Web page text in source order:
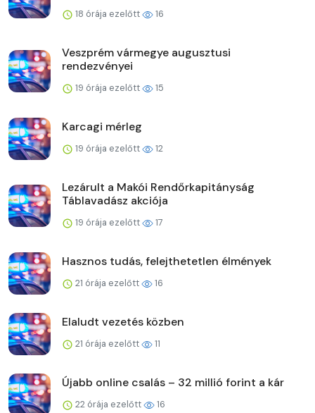
18 órája ezelőtt 16
Veszprém vármegye augusztusi
rendezvényei
19 órája ezelőtt 15
Karcagi mérleg
19 órája ezelőtt 12
Lezárult a Makói Rendőrkapitányság
Táblavadász akciója
19 órája ezelőtt 17
Hasznos tudás, felejthetetlen élmények
21 órája ezelőtt 16
Elaludt vezetés közben
21 órája ezelőtt 11
Újabb online csalás – 32 millió forint a kár
22 órája ezelőtt 16